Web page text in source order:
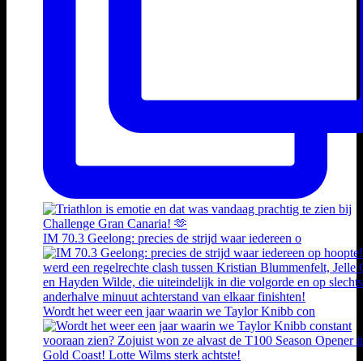
IM 70.3 Geelong: precies de strijd waar iedereen o
Wordt het weer een jaar waarin we Taylor Knibb con